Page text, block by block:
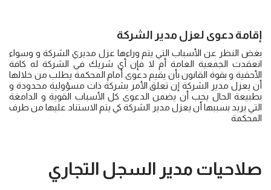
إقامة دعوى لعزل مدير الشركة
بغض النظر عن الأسباب التي يتم وراءها عزل مديري الشركة و وسواء
انعقدت الجمعية العامة أم لا فإن أي شريك في الشركة له كافة
الأحقية و بقوة القانون بأن يقيم دعوى أمام المحكمة يطلب من خلالها
أن يعزل مدير الشركة إن تعلق الأمر بشركة ذات مسؤولية محدودة و
بطبيعة الحال يجب أن يضمن الدعوى كل الأسباب القوية و الدامغة
التي يريد بسببها أن يعزل مدير الشركة كي يتم الاستناد عليها من طرف
المحكمة
صلاحيات مدير السجل التجاري